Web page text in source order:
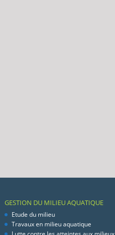
GESTION DU MILIEU AQUATIQUE
Etude du milieu
Travaux en milieu aquatique